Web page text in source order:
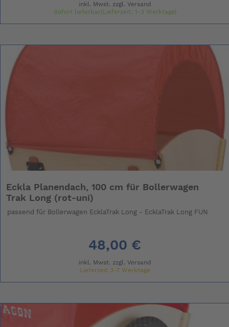
inkl. Mwst. zzgl. Versand
Sofort lieferbar(Lieferzeit: 1-3 Werktage)
Eckla Planendach, 100 cm für Bollerwagen
Trak Long (rot-uni)
passend für Bollerwagen EcklaTrak Long - EcklaTrak Long FUN
48,00 €
inkl. Mwst. zzgl. Versand
Lieferzeit 3-7 Werktage